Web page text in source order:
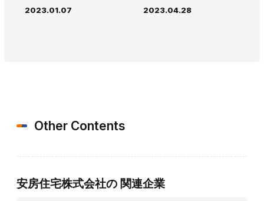
2023.01.07 2023.04.28
Other Contents
安房住宅株式会社の 関連企業